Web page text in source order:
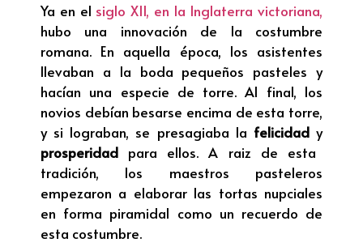
Ya en el siglo XII, en la Inglaterra victoriana,
hubo una innovación de la costumbre
romana. En aquella época, los asistentes
llevaban a la boda pequeños pasteles y
hacían una especie de torre. Al final, los
novios debían besarse encima de esta torre,
y si lograban, se presagiaba la felicidady
prosperidad para ellos. A raiz de esta
tradición, los maestros pasteleros
empezaron a elaborar las tortas nupciales
en forma piramidal como un recuerdo de
esta costumbre.